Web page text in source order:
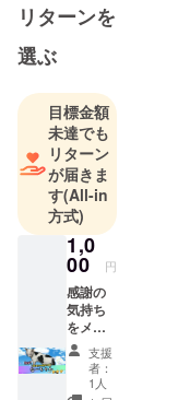
を始めたき
ざしふぁー
むの黒田兆
（くろだ
きざし）と
申します。
昨年の9月に
発生した大
型台風によ
り甚大な被
害を受けた
バナナ園を
新しい畑に
引っ越し１
からもう一
リターンを
選ぶ
目標金額
未達でも
リターン
が届きま
す(All-in
方式)
1,0
00 円
感謝の
気持ち
をメー
ルで送
りま
す、僕
支援
者：
1人